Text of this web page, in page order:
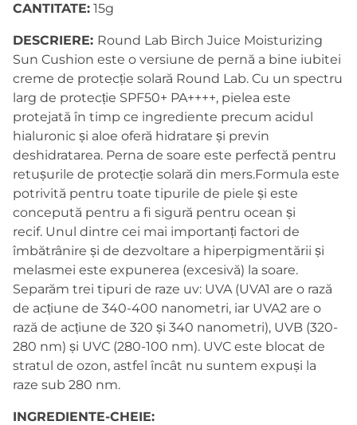
CANTITATE: 15g
DESCRIERE: Round Lab Birch Juice Moisturizing
Sun Cushion este o versiune de pernă a bine iubitei
creme de protecție solară Round Lab. Cu un spectru
larg de protecție SPF50+ PA++++, pielea este
protejată în timp ce ingrediente precum acidul
hialuronic și aloe oferă hidratare și previn
deshidratarea. Perna de soare este perfectă pentru
retușurile de protecție solară din mers.Formula este
potrivită pentru toate tipurile de piele și este
concepută pentru a fi sigură pentru ocean și
recif. Unul dintre cei mai importanți factori de
îmbătrânire și de dezvoltare a hiperpigmentării și
melasmei este expunerea (excesivă) la soare.
Separăm trei tipuri de raze uv: UVA (UVA1 are o rază
de acțiune de 340-400 nanometri, iar UVA2 are o
rază de acțiune de 320 și 340 nanometri), UVB (320-
280 nm) și UVC (280-100 nm). UVC este blocat de
stratul de ozon, astfel încât nu suntem expuși la
raze sub 280 nm.
INGREDIENTE-CHEIE: